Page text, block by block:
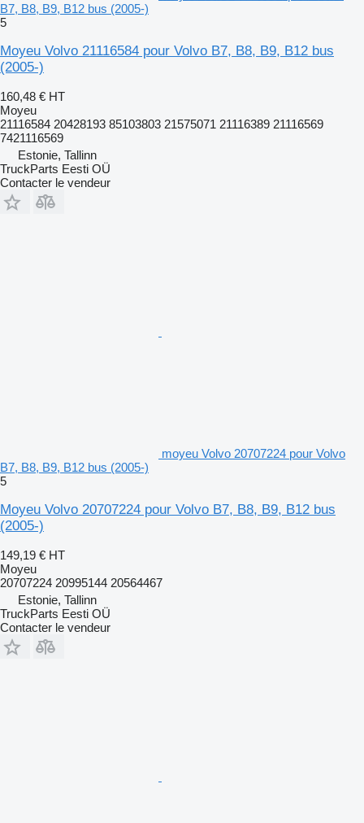
B7, B8, B9, B12 bus (2005-)
5
Moyeu Volvo 21116584 pour Volvo B7, B8, B9, B12 bus
(2005-)
160,48 € HT
Moyeu
21116584 20428193 85103803 21575071 21116389 21116569
7421116569
Estonie, Tallinn
TruckParts Eesti OÜ
Contacter le vendeur
moyeu Volvo 20707224 pour Volvo
B7, B8, B9, B12 bus (2005-)
5
Moyeu Volvo 20707224 pour Volvo B7, B8, B9, B12 bus
(2005-)
149,19 € HT
Moyeu
20707224 20995144 20564467
Estonie, Tallinn
TruckParts Eesti OÜ
Contacter le vendeur